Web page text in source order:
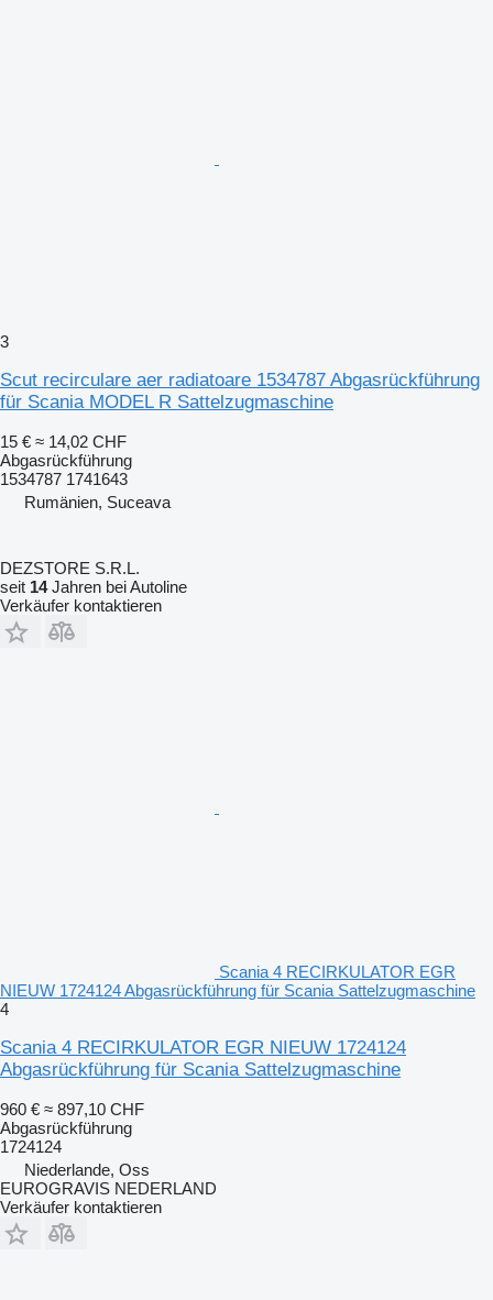
3
Scut recirculare aer radiatoare 1534787 Abgasrückführung
für Scania MODEL R Sattelzugmaschine
15 € ≈ 14,02 CHF
Abgasrückführung
1534787 1741643
Rumänien, Suceava
DEZSTORE S.R.L.
seit 14Jahren bei Autoline
Verkäufer kontaktieren
Scania 4 RECIRKULATOR EGR
NIEUW 1724124 Abgasrückführung für Scania Sattelzugmaschine
4
Scania 4 RECIRKULATOR EGR NIEUW 1724124
Abgasrückführung für Scania Sattelzugmaschine
960 € ≈ 897,10 CHF
Abgasrückführung
1724124
Niederlande, Oss
EUROGRAVIS NEDERLAND
Verkäufer kontaktieren